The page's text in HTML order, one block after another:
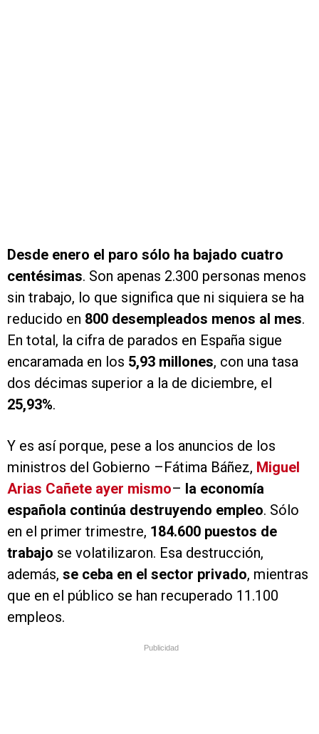
Desde enero el paro sólo ha bajado cuatro
centésimas. Son apenas 2.300 personas menos
sin trabajo, lo que significa que ni siquiera se ha
reducido en 800 desempleados menos al mes.
En total, la cifra de parados en España sigue
encaramada en los 5,93 millones, con una tasa
dos décimas superior a la de diciembre, el
25,93%.
Y es así porque, pese a los anuncios de los
ministros del Gobierno –Fátima Báñez, Miguel
Arias Cañete ayer mismo– la economía
española continúa destruyendo empleo. Sólo
en el primer trimestre, 184.600 puestos de
trabajo se volatilizaron. Esa destrucción,
además, se ceba en el sector privado, mientras
que en el público se han recuperado 11.100
empleos.
Publicidad